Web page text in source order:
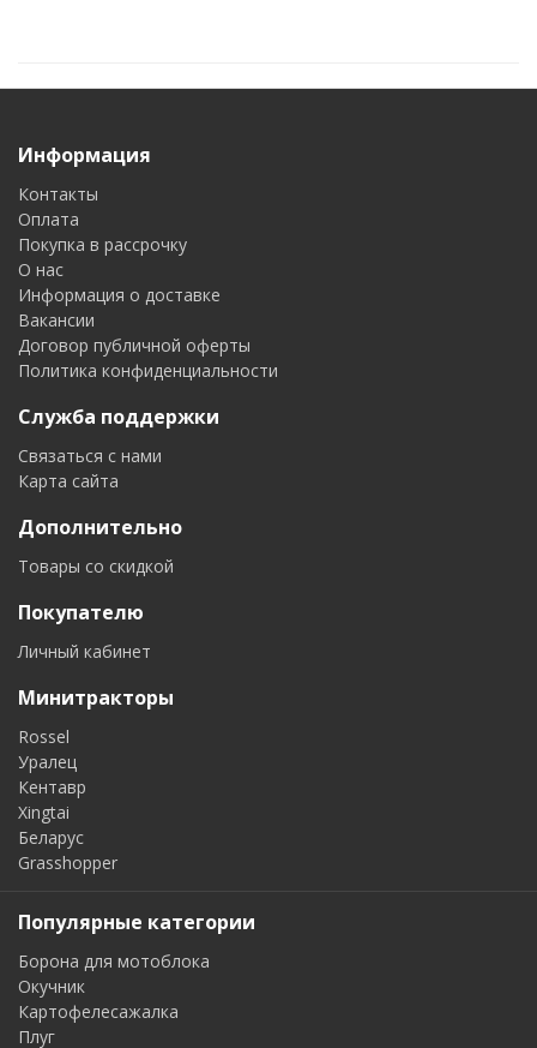
Картофелесажалки Косилки
Культиваторы
Погрузчики
Мини-
экскаваторы
Погрузчики
Информация
Контакты
Оплата
Покупка в рассрочку
О нас
Информация о доставке
Вакансии
Договор публичной оферты
Политика конфиденциальности
Служба поддержки
Связаться с нами
Карта сайта
Дополнительно
Товары со скидкой
Покупателю
Личный кабинет
Минитракторы
Rossel
Уралец
Кентавр
Xingtai
Беларус
Grasshopper
Популярные категории
Борона для мотоблока
Окучник
Картофелесажалка
Плуг